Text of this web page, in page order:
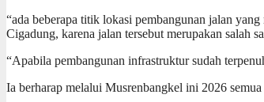
“ada beberapa titik lokasi pembangunan jalan
Cigadung, karena jalan tersebut merupakan salah
“Apabila pembangunan infrastruktur sudah
Ia berharap melalui Musrenbangkel ini 2026